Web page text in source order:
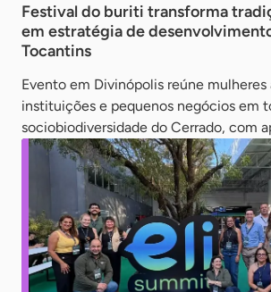
Festival do buriti transforma
em estratégia de
Tocantins
Evento em Divinópolis reúne
instituições e pequenos negócios em
sociobiodiversidade do Cerrado, com